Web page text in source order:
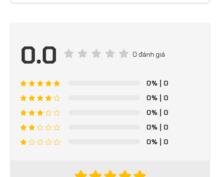
0.0 0 đánh giá
0% | 0
0% | 0
0% | 0
0% | 0
0% | 0